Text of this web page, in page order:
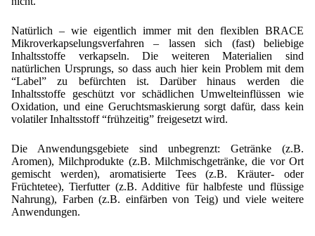
Development of alumina microspheres with controlled
size and shape
Prilling technology at Gala
Mikrokugeln für Instant-Getränkepulver
Microencapsulation and Microgranulation
Drip Casting Technologies at BRACE - An overview
(Movie)
Natürlich – wie eigentlich immer mit den flexiblen BRACE
Mikroverkapselungsverfahren – lassen sich (fast) beliebige
Inhaltsstoffe verkapseln. Die weiteren Materialien sind
natürlichen Ursprungs, so dass auch hier kein Problem mit dem
“Label” zu befürchten ist. Darüber hinaus werden die
Inhaltsstoffe geschützt vor schädlichen Umwelteinflüssen wie
Oxidation, und eine Geruchtsmaskierung sorgt dafür, dass kein
volatiler Inhaltsstoff “frühzeitig” freigesetzt wird.
Die Anwendungsgebiete sind unbegrenzt: Getränke (z.B.
Aromen), Milchprodukte (z.B. Milchmischgetränke, die vor Ort
gemischt werden), aromatisierte Tees (z.B. Kräuter- oder
Früchtetee), Tierfutter (z.B. Additive für halbfeste und flüssige
Nahrung), Farben (z.B. einfärben von Teig) und viele weitere
Anwendungen.